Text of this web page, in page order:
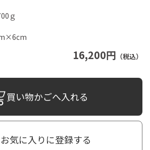
16,200円 （税込）
ｇ
買い物かごへ入れる
お気に入りに登録する